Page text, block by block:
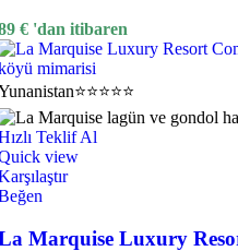
€ 'dan itibaren
⭐⭐⭐⭐⭐
Teklif Al
view
Marquise Luxury